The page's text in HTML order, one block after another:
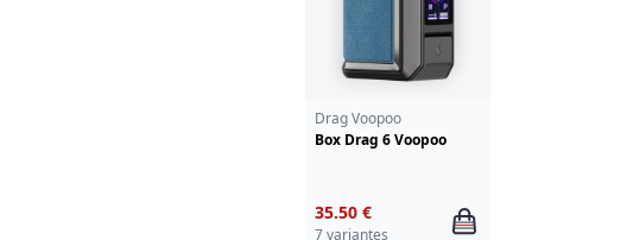
Drag Voopoo
Box Drag 6 Voopoo
35.50 €
7 variantes